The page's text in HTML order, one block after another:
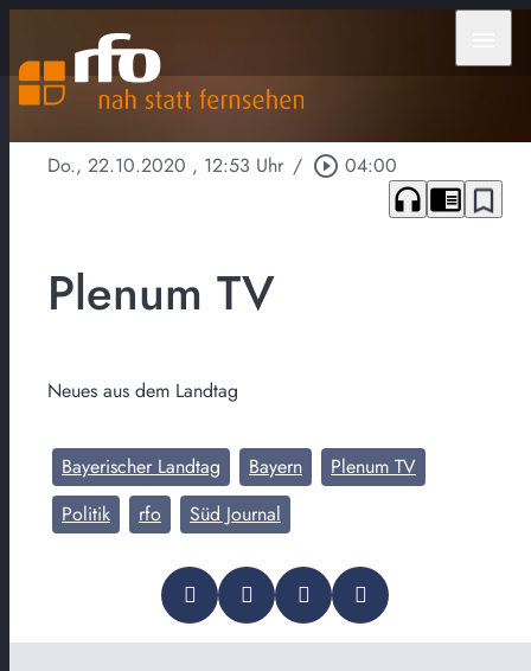
Do., 22.10.2020 , 12:53 Uhr / play_circle_outline 04:00
headphones chrome_reader_mode bookmark_border
Plenum TV
Neues aus dem Landtag
Bayerischer Landtag Bayern
Plenum TV
Politik
rfo Süd Journal